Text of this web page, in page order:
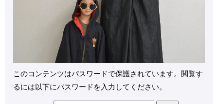
このコンテンツはパスワードで保護されています。閲覧す
るには以下にパスワードを入力してください。